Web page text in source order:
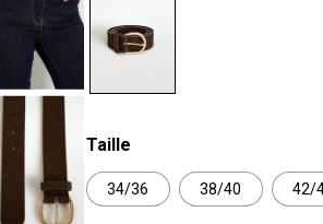
Taille
34/36 38/40 42/